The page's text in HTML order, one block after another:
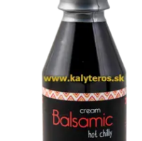
www.kalyteros.sk